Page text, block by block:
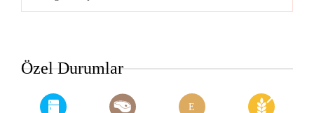
Kategorileri
Özel Durumlar
E